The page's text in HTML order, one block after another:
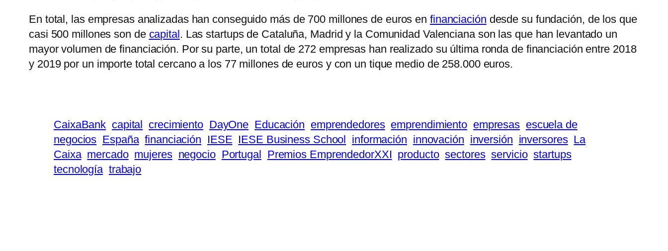
En total, las empresas analizadas han conseguido más de 700 millones de euros en financiación desde su fundación, de los que
casi 500 millones son de capital. Las startups de Cataluña, Madrid y la Comunidad Valenciana son las que han levantado un
mayor volumen de financiación. Por su parte, un total de 272 empresas han realizado su última ronda de financiación entre 2018
y 2019 por un importe total cercano a los 77 millones de euros y con un tique medio de 258.000 euros.
CaixaBank capital crecimiento DayOne Educación emprendedores emprendimiento empresas escuela de
negocios España financiación IESE IESE Business School información innovación inversión inversores La
Caixa mercado mujeres negocio Portugal Premios EmprendedorXXI producto sectores servicio startups
tecnología trabajo